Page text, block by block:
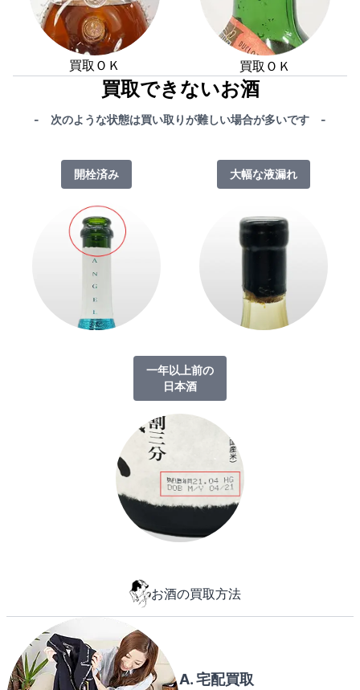
買取ＯＫ 買取ＯＫ
買取できないお酒
- 次のような状態は買い取りが難しい場合が多いです -
開栓済み 大幅な液漏れ
一年以上前の
日本酒
お酒の買取方法
A. 宅配買取